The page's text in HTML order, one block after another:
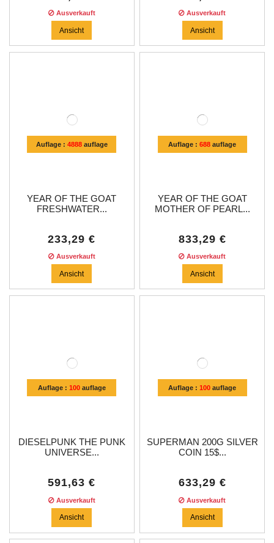
Ausverkauft
Ansicht
Ausverkauft
Ansicht
Auflage : 4888auflage
YEAR OF THE GOAT
FRESHWATER...
233,29 €
Ausverkauft
Ansicht
Auflage :688 auflage
YEAR OF THE GOAT
MOTHER OF PEARL...
833,29 €
Ausverkauft
Ansicht
Auflage : 100auflage
DIESELPUNK THE PUNK
UNIVERSE...
591,63 €
Ausverkauft
Ansicht
Auflage :100 auflage
SUPERMAN 200G SILVER
COIN 15$...
633,29 €
Ausverkauft
Ansicht